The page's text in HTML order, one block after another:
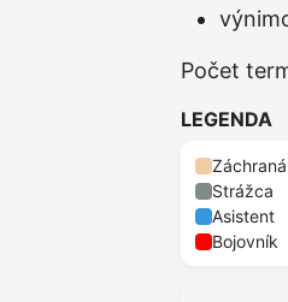
Počet
LEGENDA
Strážca
Asistent
Bojovník